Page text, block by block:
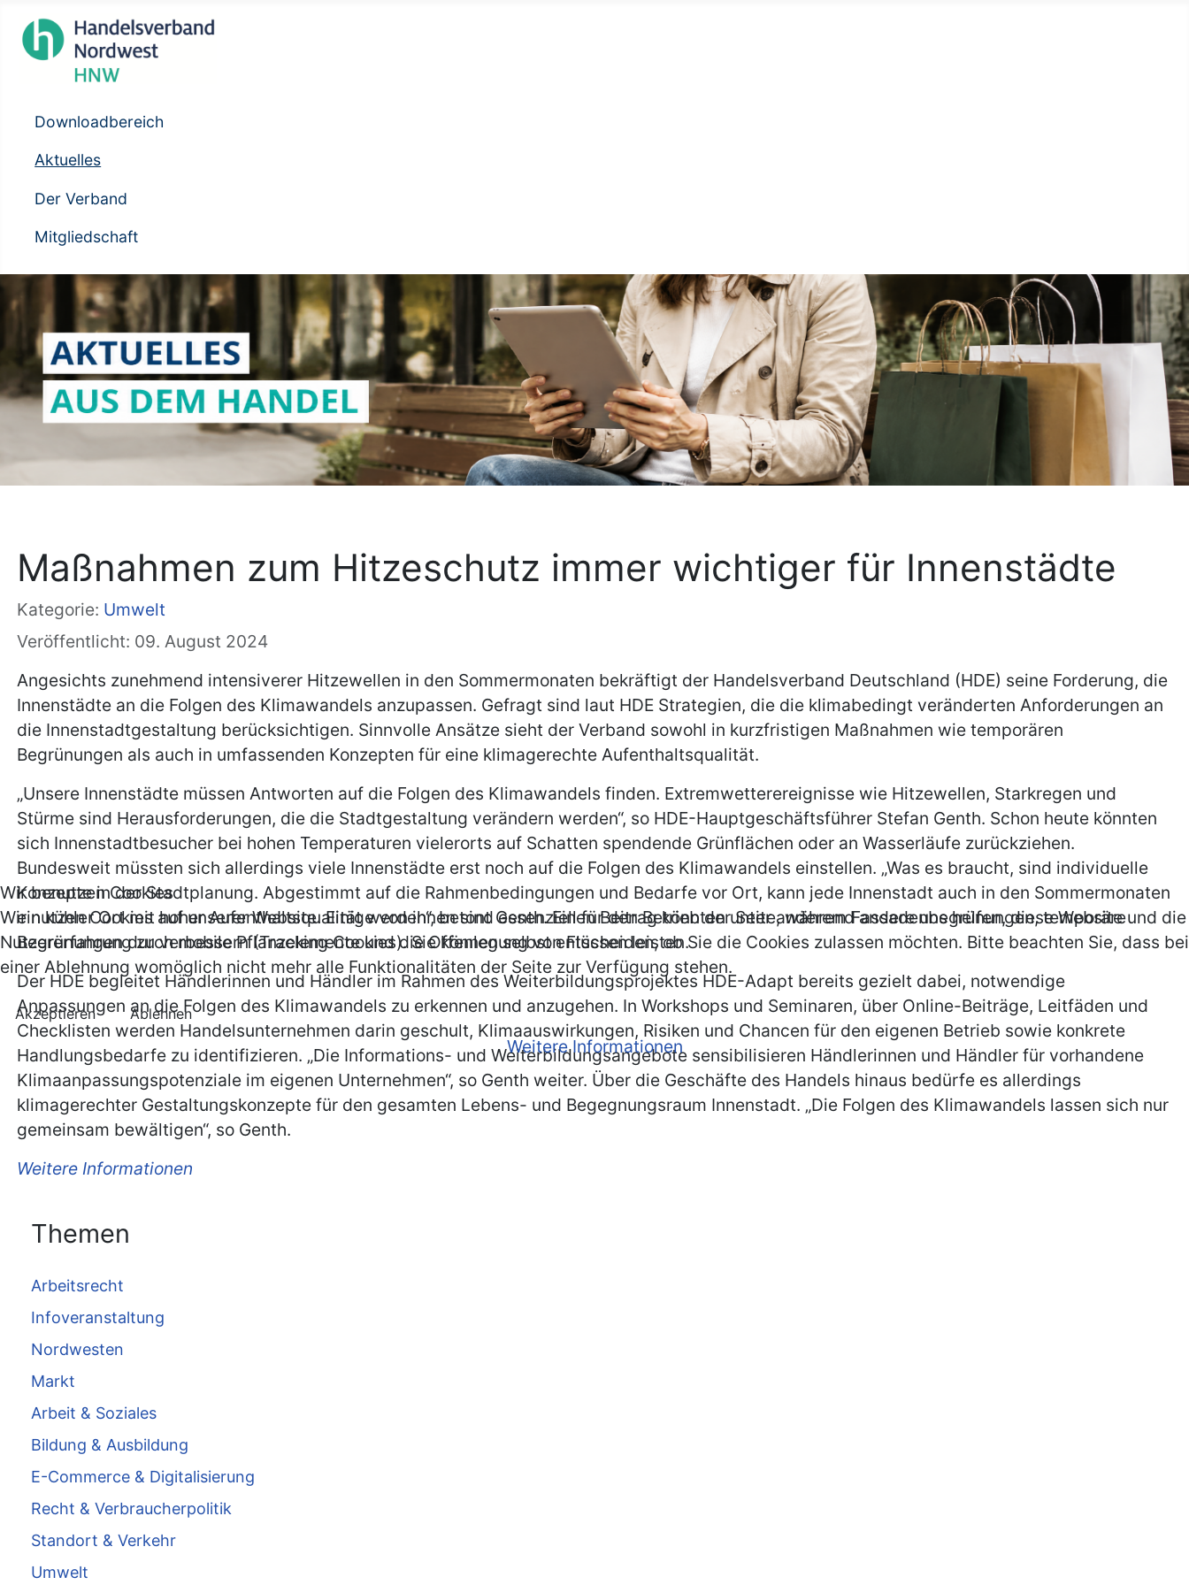
Downloadbereich
Aktuelles
Der Verband
Mitgliedschaft
Maßnahmen zum Hitzeschutz immer wichtiger für Innenstädte
Kategorie: Umwelt
Veröffentlicht: 09. August 2024
Angesichts zunehmend intensiverer Hitzewellen in den Sommermonaten bekräftigt der Handelsverband Deutschland (HDE) seine Forderung, die
Innenstädte an die Folgen des Klimawandels anzupassen. Gefragt sind laut HDE Strategien, die die klimabedingt veränderten Anforderungen an
die Innenstadtgestaltung berücksichtigen. Sinnvolle Ansätze sieht der Verband sowohl in kurzfristigen Maßnahmen wie temporären
Begrünungen als auch in umfassenden Konzepten für eine klimagerechte Aufenthaltsqualität.
„Unsere Innenstädte müssen Antworten auf die Folgen des Klimawandels finden. Extremwetterereignisse wie Hitzewellen, Starkregen und
Stürme sind Herausforderungen, die die Stadtgestaltung verändern werden“, so HDE-Hauptgeschäftsführer Stefan Genth. Schon heute könnten
sich Innenstadtbesucher bei hohen Temperaturen vielerorts auf Schatten spendende Grünflächen oder an Wasserläufe zurückziehen.
Bundesweit müssten sich allerdings viele Innenstädte erst noch auf die Folgen des Klimawandels einstellen. „Was es braucht, sind individuelle
Konzepte in der Stadtplanung. Abgestimmt auf die Rahmenbedingungen und Bedarfe vor Ort, kann jede Innenstadt auch in den Sommermonaten
ein kühler Ort mit hoher Aufenthaltsqualität werden“, betont Genth. Einen Beitrag könnten unter anderem Fassadenbegrünungen, temporäre
Begrünungen durch mobile Pflanzelemente und die Offenlegung von Flüssen leisten.
Der HDE begleitet Händlerinnen und Händler im Rahmen des Weiterbildungsprojektes HDE-Adapt bereits gezielt dabei, notwendige
Anpassungen an die Folgen des Klimawandels zu erkennen und anzugehen. In Workshops und Seminaren, über Online-Beiträge, Leitfäden und
Checklisten werden Handelsunternehmen darin geschult, Klimaauswirkungen, Risiken und Chancen für den eigenen Betrieb sowie konkrete
Handlungsbedarfe zu identifizieren. „Die Informations- und Weiterbildungsangebote sensibilisieren Händlerinnen und Händler für vorhandene
Klimaanpassungspotenziale im eigenen Unternehmen“, so Genth weiter. Über die Geschäfte des Handels hinaus bedürfe es allerdings
klimagerechter Gestaltungskonzepte für den gesamten Lebens- und Begegnungsraum Innenstadt. „Die Folgen des Klimawandels lassen sich nur
gemeinsam bewältigen“, so Genth.
Weitere Informationen
Themen
Arbeitsrecht
Infoveranstaltung
Nordwesten
Markt
Arbeit & Soziales
Bildung & Ausbildung
E-Commerce & Digitalisierung
Recht & Verbraucherpolitik
Standort & Verkehr
Umwelt
Wir benutzen Cookies
Wir nutzen Cookies auf unserer Website. Einige von ihnen sind essenziell für den Betrieb der Seite, während andere uns helfen, diese Website und die
Nutzererfahrung zu verbessern (Tracking Cookies). Sie können selbst entscheiden, ob Sie die Cookies zulassen möchten. Bitte beachten Sie, dass bei
einer Ablehnung womöglich nicht mehr alle Funktionalitäten der Seite zur Verfügung stehen.
Akzeptieren Ablehnen
Weitere Informationen